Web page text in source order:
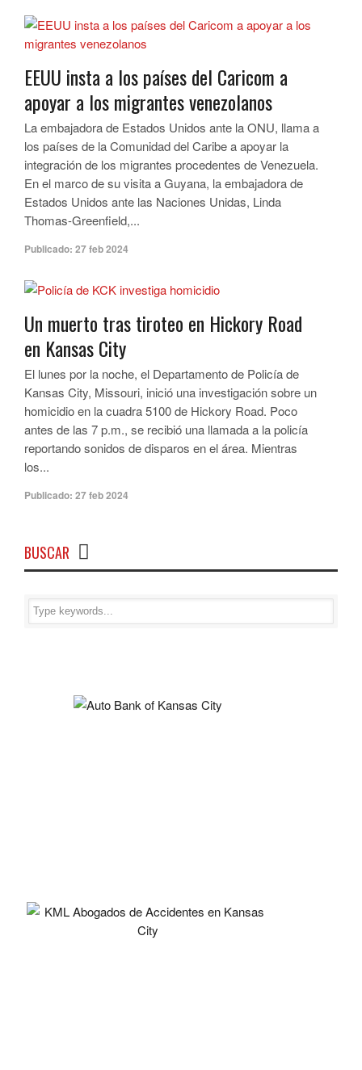
EEUU insta a los países del Caricom a
apoyar a los migrantes venezolanos
La embajadora de Estados Unidos ante la ONU, llama a
los países de la Comunidad del Caribe a apoyar la
integración de los migrantes procedentes de Venezuela.
En el marco de su visita a Guyana, la embajadora de
Estados Unidos ante las Naciones Unidas, Linda
Thomas-Greenfield,...
Publicado: 27 feb 2024
Un muerto tras tiroteo en Hickory Road
en Kansas City
El lunes por la noche, el Departamento de Policía de
Kansas City, Missouri, inició una investigación sobre un
homicidio en la cuadra 5100 de Hickory Road. Poco
antes de las 7 p.m., se recibió una llamada a la policía
reportando sonidos de disparos en el área. Mientras
los...
Publicado: 27 feb 2024
BUSCAR